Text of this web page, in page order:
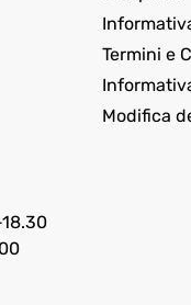
Termini e
Modifica